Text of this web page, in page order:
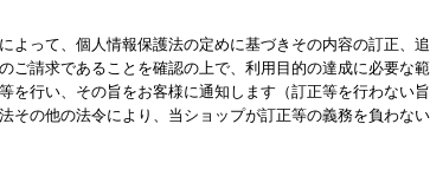
よって、個人情報保護法の定めに基づきその内容の訂正、
請求であることを確認の上で、利用目的の達成に必要な
を行い、その旨をお客様に通知します（訂正等を行わない
その他の法令により、当ショップが訂正等の義務を負わな